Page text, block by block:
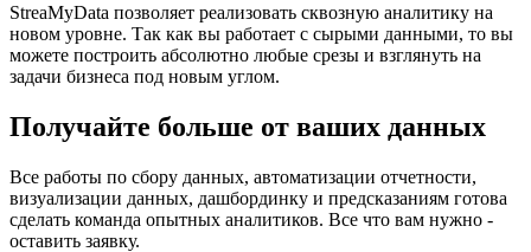
StreaMyData позволяет реализовать сквозную аналитику на
новом уровне. Так как вы работает с сырыми данными, то вы
можете построить абсолютно любые срезы и взглянуть на
задачи бизнеса под новым углом.
Получайте больше от ваших данных
Все работы по сбору данных, автоматизации отчетности,
визуализации данных, дашбординку и предсказаниям готова
сделать команда опытных аналитиков. Все что вам нужно -
оставить заявку.